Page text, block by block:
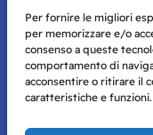
Per fornire le migliori
per memorizzare e/o
consenso a queste
comportamento di
acconsentire o ritirare il
caratteristiche e funzioni.